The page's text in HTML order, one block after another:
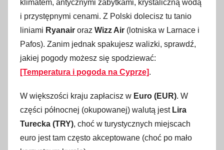
u
o
2
6
klimatem, antycznymi zabytkami, krystaliczną wodą
i przystępnymi cenami. Z Polski dolecisz tu tanio
liniami Ryanair oraz Wizz Air (lotniska w Larnace i
Pafos). Zanim jednak spakujesz walizki, sprawdź,
jakiej pogody możesz się spodziewać:
[Temperatura i pogoda na Cyprze].
W większości kraju zapłacisz w Euro (EUR). W
części północnej (okupowanej) walutą jest Lira
Turecka (TRY), choć w turystycznych miejscach
euro jest tam często akceptowane (choć po mało